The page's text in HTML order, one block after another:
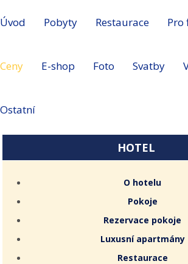
Úvod Pobyty Restaurace Pro
Ceny E-shop Foto Svatby
Ostatní
HOTEL
O hotelu
Pokoje
Rezervace pokoje
Luxusní apartmány
Restaurace